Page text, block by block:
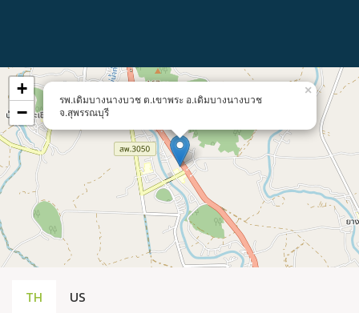
รพ.เดิมบางนางบวช ต.เขาพระ อ.เดิมบางนางบวช
จ.สุพรรณบุรี
×
+
−
TH US